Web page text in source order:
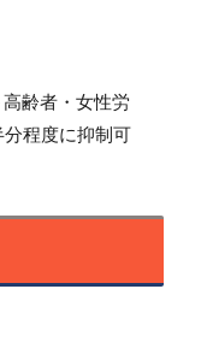
齢者・女性労
程度に抑制可